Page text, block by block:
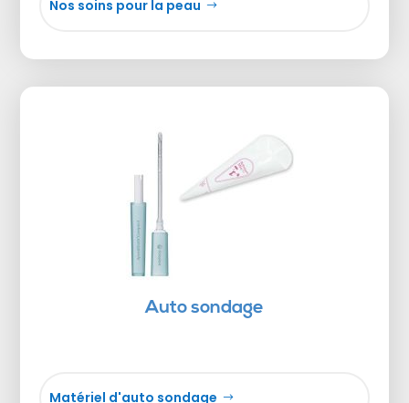
Nos soins pour la peau
Auto sondage
Matériel d'auto sondage